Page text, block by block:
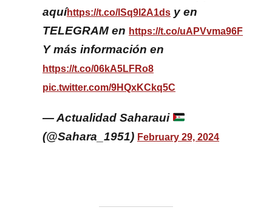
aquíhttps://t.co/lSq9l2A1ds y en
TELEGRAM en https://t.co/uAPVvma96F
Y más información en
https://t.co/06kA5LFRo8
pic.twitter.com/9HQxKCkq5C
— Actualidad Saharaui
(@Sahara_1951) February 29, 2024